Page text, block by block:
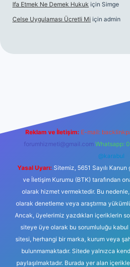
Ifa Etmek Ne Demek Hukuk için Simge
Celse Uygulaması Ücretli Mi için admin
Reklam ve İletişim: E-mail:
forumhizmeti@gmail.com Whatsapp:
@karabul
Yasal Uyarı: Sitemiz, 5651 Sayılı
ve İletişim Kurumu (BTK) tarafından
olarak hizmet vermektedir. Bu
olarak denetleme veya araştırma
Ancak, üyelerimiz yazdıkları içeriklerin
siteye üye olarak bu sorumluluğu kabul
sitesi, herhangi bir marka, kurum veya
bulunmamaktadır. Sitede yalnızca
paylaşılmaktadır. Burada yer alan